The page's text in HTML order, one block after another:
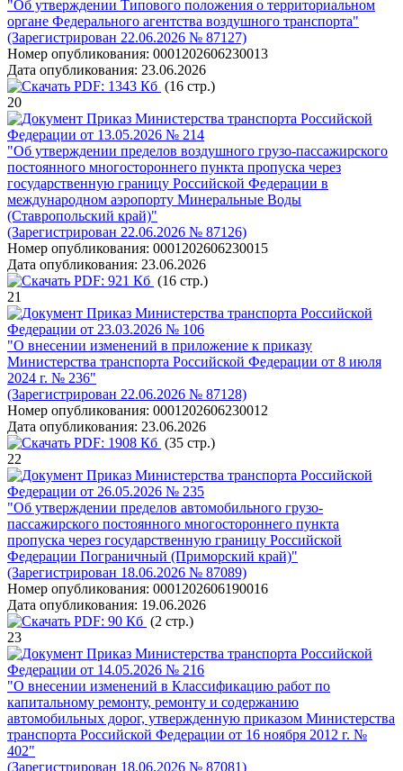
"Об утверждении Типового положения о территориальном
органе Федерального агентства воздушного транспорта"
(Зарегистрирован 22.06.2026 № 87127)
Номер опубликования: 0001202606230013
Дата опубликования: 23.06.2026
PDF: 1343 Кб (16 стр.)
20
Приказ Министерства транспорта Российской
Федерации от 13.05.2026 № 214
"Об утверждении пределов воздушного грузо-пассажирского
постоянного многостороннего пункта пропуска через
государственную границу Российской Федерации в
международном аэропорту Минеральные Воды
(Ставропольский край)"
(Зарегистрирован 22.06.2026 № 87126)
Номер опубликования: 0001202606230015
Дата опубликования: 23.06.2026
PDF: 921 Кб (16 стр.)
21
Приказ Министерства транспорта Российской
Федерации от 23.03.2026 № 106
"О внесении изменений в приложение к приказу
Министерства транспорта Российской Федерации от 8 июля
2024 г. № 236"
(Зарегистрирован 22.06.2026 № 87128)
Номер опубликования: 0001202606230012
Дата опубликования: 23.06.2026
PDF: 1908 Кб (35 стр.)
22
Приказ Министерства транспорта Российской
Федерации от 26.05.2026 № 235
"Об утверждении пределов автомобильного грузо-
пассажирского постоянного многостороннего пункта
пропуска через государственную границу Российской
Федерации Пограничный (Приморский край)"
(Зарегистрирован 18.06.2026 № 87089)
Номер опубликования: 0001202606190016
Дата опубликования: 19.06.2026
PDF: 90 Кб (2 стр.)
23
Приказ Министерства транспорта Российской
Федерации от 14.05.2026 № 216
"О внесении изменений в Классификацию работ по
капитальному ремонту, ремонту и содержанию
автомобильных дорог, утвержденную приказом Министерства
транспорта Российской Федерации от 16 ноября 2012 г. №
402"
(Зарегистрирован 18.06.2026 № 87081)